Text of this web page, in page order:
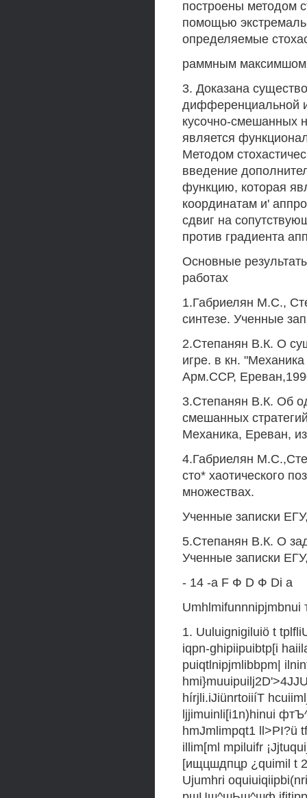
построены методом
помощью
определяемые
раммным максимшом,
3. Доказана
дифференциальной
кусочно-смешанных
является
Методом
введение
функцию, которая
координатам и'
сдвиг на
против градиента
Основные
работах
1.Габриелян М.С.,
синтезе. Ученные
2.Степанян В.К. О
игре. в кн.
Арм.ССР,
3.Степанян В.К. Об
смешанных
Механика, Ереван,
4.Габриелян
сто* хаотического
множествах.
Ученные записки
5.Степанян В.К. О
Ученные записки
- 14 -a F Ф D Ф Di а
1. Uuluignigiluiö t
iqpn-ghipiipuibtp[i
puiqtlnipjmlibbpm|
hírjli.iJiünrtoiiíT
ljjimuinli[i1n)hinui
hmJmlimpqt1 ll>PI?ü
illim[ml mpiluifr
[ищцшдпцр ¿quimil t
Ujumhri